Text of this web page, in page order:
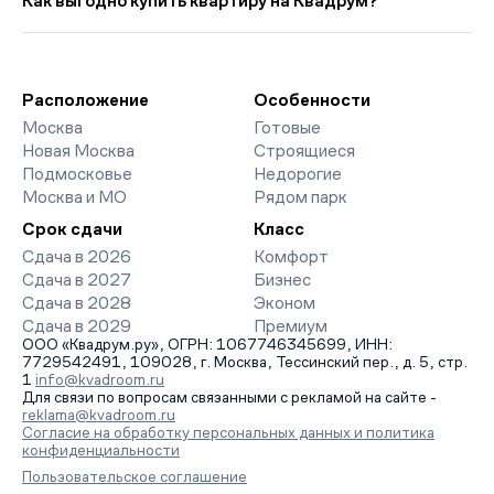
страницах ЖК доступны отзывы жильцов о качестве
строительства, интерактивный генплан корпусов, сроки
организует просмотр и поможет одобрить ипотеку по
минимальной ставке. Чтобы зафиксировать цену, оставьте
заявку на обратный звонок.
Расположение
Москва
Новая Москва
Подмосковье
Москва и МО
Особенности
Готовые
Строящиеся
Недорогие
Рядом парк
Срок сдачи
Сдача в 2026
Сдача в 2027
Сдача в 2028
Сдача в 2029
Класс
Комфорт
Бизнес
Эконом
Премиум
ООО «Квадрум.ру», ОГРН: 1067746345699, ИНН:
7729542491, 109028, г. Москва, Тессинский пер., д. 5, стр.
1 info@kvadroom.ru
Для связи по вопросам связанными с рекламой на сайте -
reklama@kvadroom.ru
Согласие на обработку персональных данных и политика
конфиденциальности
Пользовательское соглашение